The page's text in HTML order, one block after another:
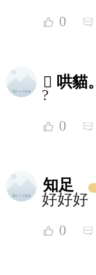
0
 哄貓。
?
0
知足
好好好
0